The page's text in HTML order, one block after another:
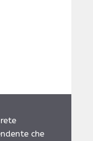
che